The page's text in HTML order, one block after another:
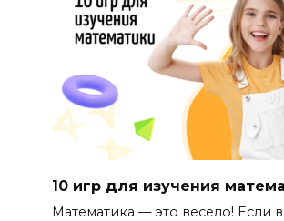
10 игр для изучения
Математика — это весело! Если